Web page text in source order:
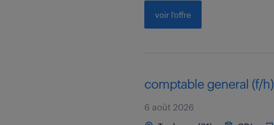
voir l'offre
comptable general (f/h)
6 août 2026